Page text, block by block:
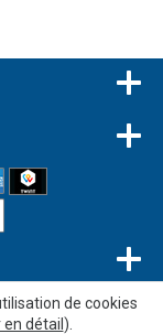
de cookies
en détail ).